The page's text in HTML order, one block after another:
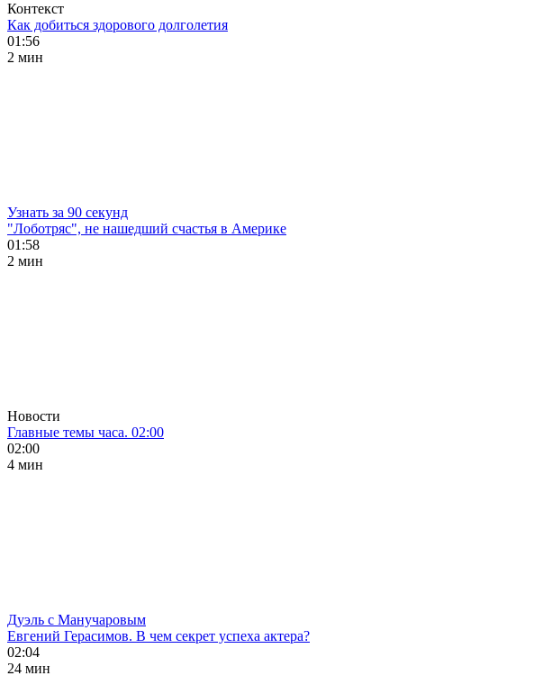
Контекст
Как добиться здорового долголетия
01:56
2 мин
Узнать за 90 секунд
"Лоботряс", не нашедший счастья в Америке
01:58
2 мин
Новости
Главные темы часа. 02:00
02:00
4 мин
Дуэль с Манучаровым
Евгений Герасимов. В чем секрет успеха актера?
02:04
24 мин